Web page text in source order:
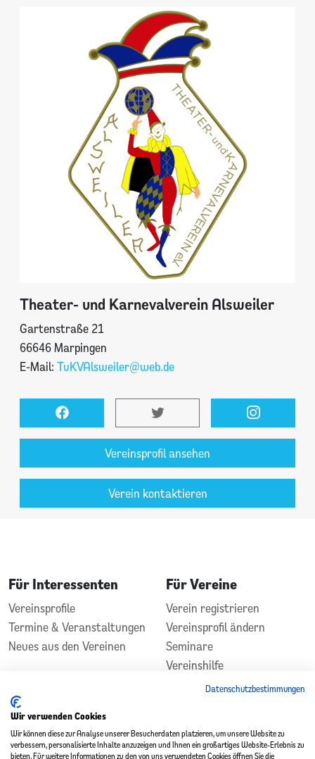
Theater- und Karnevalverein Alsweiler
Gartenstraße 21
66646 Marpingen
E-Mail: TuKVAlsweiler@web.de
Vereinsprofil ansehen
Verein kontaktieren
Für Interessenten
Vereinsprofile
Termine & Veranstaltungen
Neues aus den Vereinen
Für Vereine
Verein registrieren
Vereinsprofil ändern
Seminare
Vereinshilfe
Kontakt
In Zusammenarbeit
Datenschutzbestimmungen
Wir verwenden Cookies
Wir können diese zur Analyse unserer Besucherdaten platzieren, um unsere Website zu
verbessern, personalisierte Inhalte anzuzeigen und Ihnen ein großartiges Website-Erlebnis zu
bieten. Für weitere Informationen zu den von uns verwendeten Cookies öffnen Sie die